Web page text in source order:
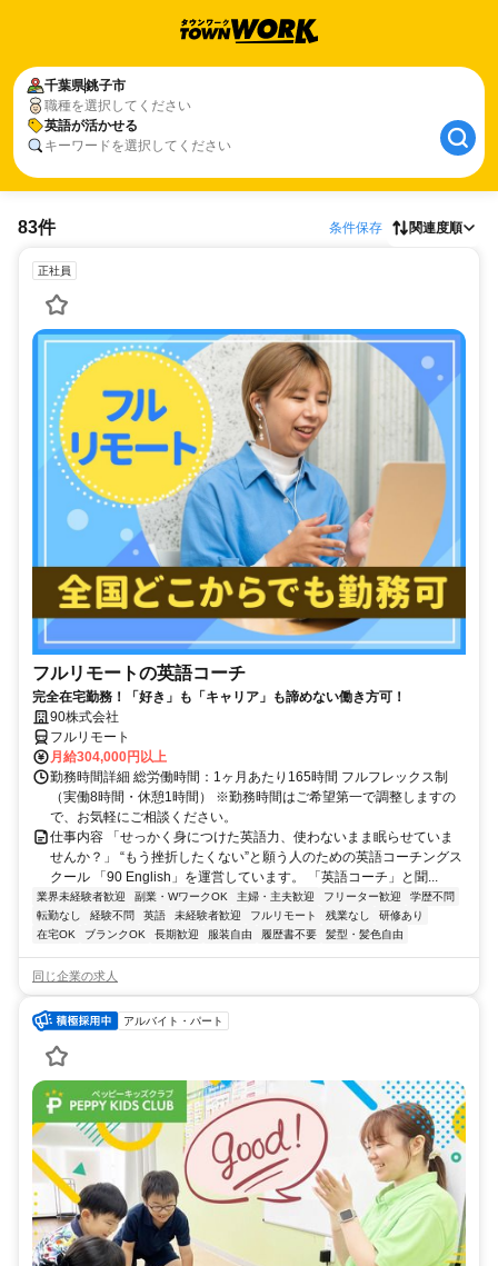
千葉県銚子市
職種を選択してください
英語が活かせる
キーワードを選択してください
83件 条件保存 関連度順
正社員
フルリモートの英語コーチ
完全在宅勤務！「好き」も「キャリア」も諦めない働き方可！
90株式会社
フルリモート
月給304,000円以上
勤務時間詳細 総労働時間：1ヶ月あたり165時間 フルフレックス制
（実働8時間・休憩1時間） ※勤務時間はご希望第一で調整しますの
で、お気軽にご相談ください。
仕事内容 「せっかく身につけた英語力、使わないまま眠らせていま
せんか？」 “もう挫折したくない”と願う人のための英語コーチングス
クール 「90 English」を運営しています。 「英語コーチ」と聞...
業界未経験者歓迎 副業・WワークOK 主婦・主夫歓迎 フリーター歓迎
学歴不問
転勤なし
経験不問 英語 未経験者歓迎 フルリモート 残業なし
研修あり
在宅OK
ブランクOK 長期歓迎 服装自由 履歴書不要 髪型・髪色自由
同じ企業の求人
アルバイト・パート